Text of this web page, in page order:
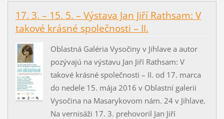
17. 3. – 15. 5. – Výstava Jan Jiří Rathsam: V
takové krásné společnosti – II.
Oblastná Galéria Vysočiny v Jihlave a autor
pozývajú na výstavu Jan Jiří Rathsam: V
takové krásné společnosti – II. od 17. marca
do nedele 15. mája 2016 v Oblastní galerii
Vysočina na Masarykovom nám. 24 v Jihlave.
Na vernisáži 17. 3. prehovoril Jan Jiří